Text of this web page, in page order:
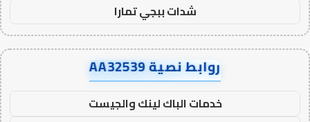
شدات ببجي تمارا
روابط نصية AA32539
خدمات الباك لينك والجيست